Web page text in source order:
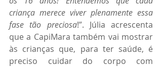
criança merece viver plenamente essa
fase tão preciosa!”. Júlia acrescenta
que a CapiMara também vai mostrar
às crianças que, para ter saúde, é
preciso cuidar do corpo com